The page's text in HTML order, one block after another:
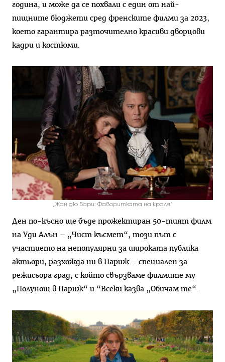
година, и може да се похвали с един от най-
пищните бюджети сред френските филми за 2023,
което гарантира разточително красиви дворцови
кадри и костюми.
„Жан дю Бари: Фаворитката на краля“
Ден по-късно ще бъде прожектиран 50-тият филм
на Уди Алън – „Чист късмет“, този път с
участието на непопулярни за широката публика
актьори, разхожда ни в Париж – специален за
режисьора град, с който свързваме филмите му
„Полунощ в Париж“ и “Всеки казва „Обичам те“.